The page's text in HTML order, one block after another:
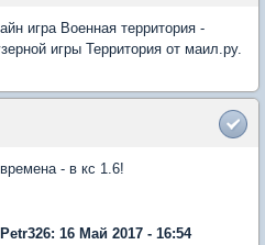
игра Военная территория -
игры Территория от маил.ру.
- в кс 1.6!
16 Май 2017 - 16:54